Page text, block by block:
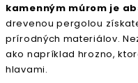
kamenným múrom je
drevenou pergolou
prírodných materiálov.
ako napríklad hrozno,
hlavami.